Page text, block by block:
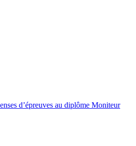
d’épreuves au diplôme Moniteur